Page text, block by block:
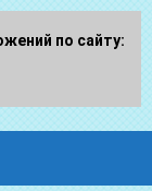
по сайту: